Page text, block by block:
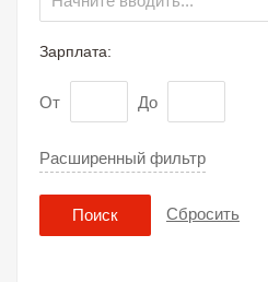
Зарплата:
От До
Расширенный фильтр
Поиск Сбросить